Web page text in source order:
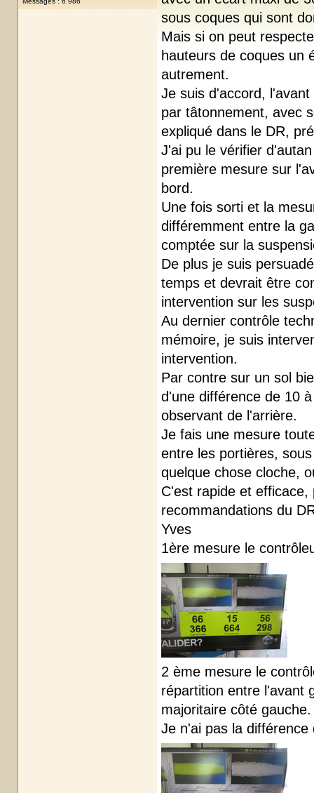
sous coques qui sont
Mais si on peut
hauteurs de coques un
autrement.
Je suis d'accord,
par tâtonnement, avec
expliqué dans le DR,
J'ai pu le vérifier
première mesure sur
bord.
Une fois sorti et la
différemment entre la
comptée sur la
De plus je suis
temps et devrait être
intervention sur les
Au dernier contrôle
mémoire, je suis
intervention.
Par contre sur un sol
d'une différence de 10
observant de l'arrière.
Je fais une mesure
entre les portières,
quelque chose cloche,
C'est rapide et
recommandations du
Yves
1ère mesure le
2 ème mesure le
répartition entre l'avant
majoritaire côté gauche.
Je n'ai pas la